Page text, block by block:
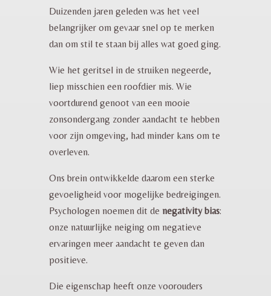
Duizenden jaren geleden was het veel
belangrijker om gevaar snel op te merken
dan om stil te staan bij alles wat goed ging.
Wie het geritsel in de struiken negeerde,
liep misschien een roofdier mis. Wie
voortdurend genoot van een mooie
zonsondergang zonder aandacht te hebben
voor zijn omgeving, had minder kans om te
overleven.
Ons brein ontwikkelde daarom een sterke
gevoeligheid voor mogelijke bedreigingen.
Psychologen noemen dit de negativity bias:
onze natuurlijke neiging om negatieve
ervaringen meer aandacht te geven dan
positieve.
Die eigenschap heeft onze voorouders